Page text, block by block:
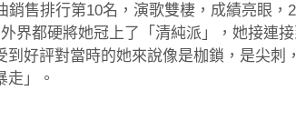
售排行第10名，演歌雙棲，成績亮眼，
界都硬將她冠上了「清純派」，她接連
好評對當時的她來說像是枷鎖，是尖刺
」。